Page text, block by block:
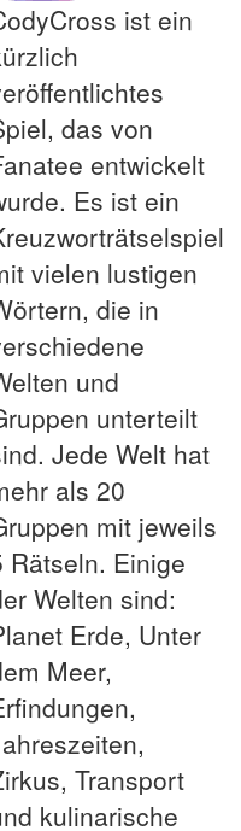
ist ein
das von
entwickelt
Es ist ein
vielen lustigen
die in
und
unterteilt
Jede Welt hat
als 20
mit jeweils
Rätseln. Einige
Welten sind:
Erde, Unter
Meer,
Transport
kulinarische